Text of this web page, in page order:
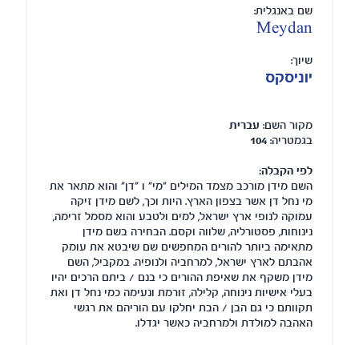
שם באנגלית:
Meydan
שיוך:
יוניסקס
מקור השם: עברית
בגמטריה: 104
לפי הקבלה:
השם מידן מורכב מצמד המילים "מי" ו "דן" והוא מתאר את
מי נחל דן אשר בצפון הארץ. היות וכך, לשם מידן זיקה
עמוקה לנופי ארץ ישראל, למים ולטבע והוא מסמל זרימה,
נינוחות, פסטורליה, שלווה וקסם. הבחירה בשם מידן
מתאימה ביותר להורים המחפשים שם שיבטא את עומק
אהבתם לארץ ישראל, למרחביה ולנופיה. במקביל, השם
מידן משקף את שאיפת ההורים כי בנם / ביתם הרכים יהיו
בעלי אישיות נינוחה, קלילה, זורמת ונעימה כמי נחל דן ואת
תקוותם כי גם הבן / הבת יחלקו עם הוריהם את רגשי
האהבה למולדת ולמרחביה כאשר יגדלו.